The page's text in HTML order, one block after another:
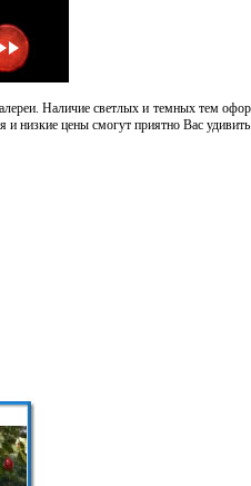
Наличие светлых и темных тем
низкие цены смогут приятно Вас удивить.